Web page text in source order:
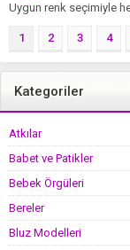
Uygun renk seçimiyle
yapabileceğimiz güzel
Malzemeler: Pembe
1 2 3 4
Kategoriler
Atkılar
Babet ve Patikler
Bebek Örgüleri
Bereler
Bluz Modelleri